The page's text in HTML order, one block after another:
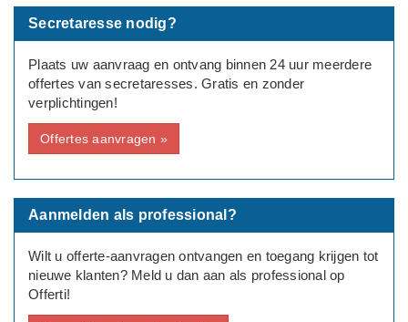
Overeenkomst
Voor 2 dagen per week.
Bedrijf
Therapeutische Praktijk
Secretaresse nodig?
Plaats uw aanvraag en ontvang binnen 24 uur meerdere
offertes van secretaresses. Gratis en zonder
verplichtingen!
Offertes aanvragen »
Aanmelden als professional?
Wilt u offerte-aanvragen ontvangen en toegang krijgen tot
nieuwe klanten? Meld u dan aan als professional op
Offerti!